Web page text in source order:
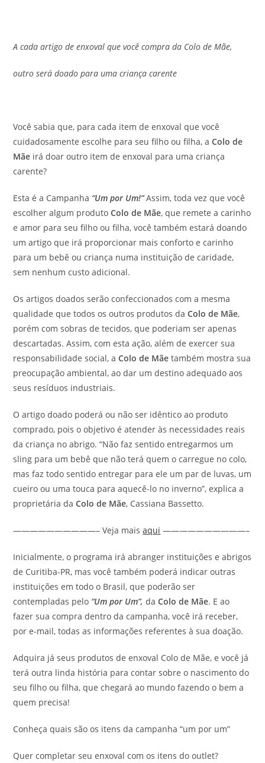
A cada artigo de enxoval que você compra da Colo de Mãe,
outro será doado para uma criança carente
Você sabia que, para cada item de enxoval que você
cuidadosamente escolhe para seu filho ou filha, aColo de
Mãe irá doar outro item de enxoval para uma criança
carente?
Esta é a Campanha “Um por Um!”Assim, toda vez que você
escolher algum produtoColo de Mãe, que remete a carinho
e amor para seu filho ou filha, você também estará doando
um artigo que irá proporcionar mais conforto e carinho
para um bebê ou criança numa instituição de caridade,
sem nenhum custo adicional.
Os artigos doados serão confeccionados com a mesma
qualidade que todos os outros produtos daColo de Mãe,
porém com sobras de tecidos, que poderiam ser apenas
descartadas. Assim, com esta ação, além de exercer sua
responsabilidade social, aColo de Mãe também mostra sua
preocupação ambiental, ao dar um destino adequado aos
seus resíduos industriais.
O artigo doado poderá ou não ser idêntico ao produto
comprado, pois o objetivo é atender às necessidades reais
da criança no abrigo. “Não faz sentido entregarmos um
sling para um bebê que não terá quem o carregue no colo,
mas faz todo sentido entregar para ele um par de luvas, um
cueiro ou uma touca para aquecê-lo no inverno”, explica a
proprietária daColo de Mãe, Cassiana Bassetto.
——————————– Veja maisaqui ——————————–
Inicialmente, o programa irá abranger instituições e abrigos
de Curitiba-PR, mas você também poderá indicar outras
instituições em todo o Brasil, que poderão ser
contempladas pelo “Um por Um”, daColo de Mãe. E ao
fazer sua compra dentro da campanha, você irá receber,
por e-mail, todas as informações referentes à sua doação.
Adquira já seus produtos de enxoval Colo de Mãe, e você já
terá outra linda história para contar sobre o nascimento do
seu filho ou filha, que chegará ao mundo fazendo o bem a
quem precisa!
Conheça quais são os itens da campanha “um por um”
Quer completar seu enxoval com os itens do outlet?